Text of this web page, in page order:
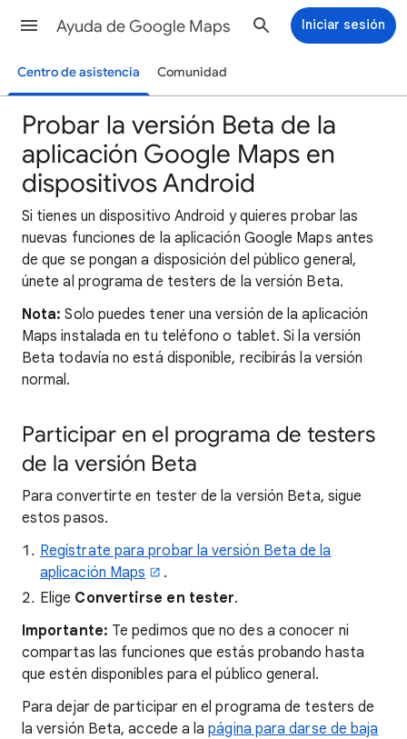
Ayuda de Google Maps Iniciar sesión
Centro de asistencia Comunidad
Probar la versión Beta de la
aplicación Google Maps en
dispositivos Android
Si tienes un dispositivo Android y quieres probar las
nuevas funciones de la aplicación Google Maps antes
de que se pongan a disposición del público general,
únete al programa de testers de la versión Beta.
Nota: Solo puedes tener una versión de la aplicación
Maps instalada en tu teléfono o tablet. Si la versión
Beta todavía no está disponible, recibirás la versión
normal.
Participar en el programa de testers
de la versión Beta
Para convertirte en tester de la versión Beta, sigue
estos pasos.
Regístrate para probar la versión Beta de la
aplicación Maps
.
Elige Convertirse en tester.
Importante: Te pedimos que no des a conocer ni
compartas las funciones que estás probando hasta
que estén disponibles para el público general.
Para dejar de participar en el programa de testers de
la versión Beta, accede a lapágina para darse de baja